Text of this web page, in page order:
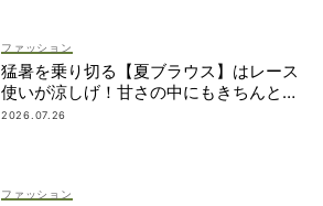
ファッション
猛暑を乗り切る【夏ブラウス】はレース
使いが涼しげ！甘さの中にもきちんと感
を
2026.07.26
ファッション